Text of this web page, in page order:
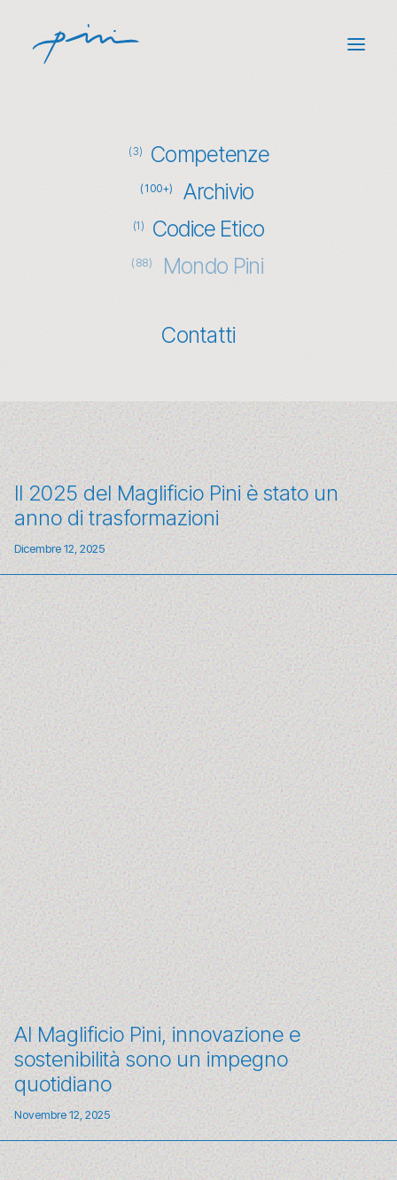
(3) Competenze
(100+) Archivio
(1) Codice Etico
(88) Mondo Pini
Contatti
Il 2025 del Maglificio Pini è stato un
anno di trasformazioni
Dicembre 12, 2025
Al Maglificio Pini, innovazione e
sostenibilità sono un impegno
quotidiano
Novembre 12, 2025